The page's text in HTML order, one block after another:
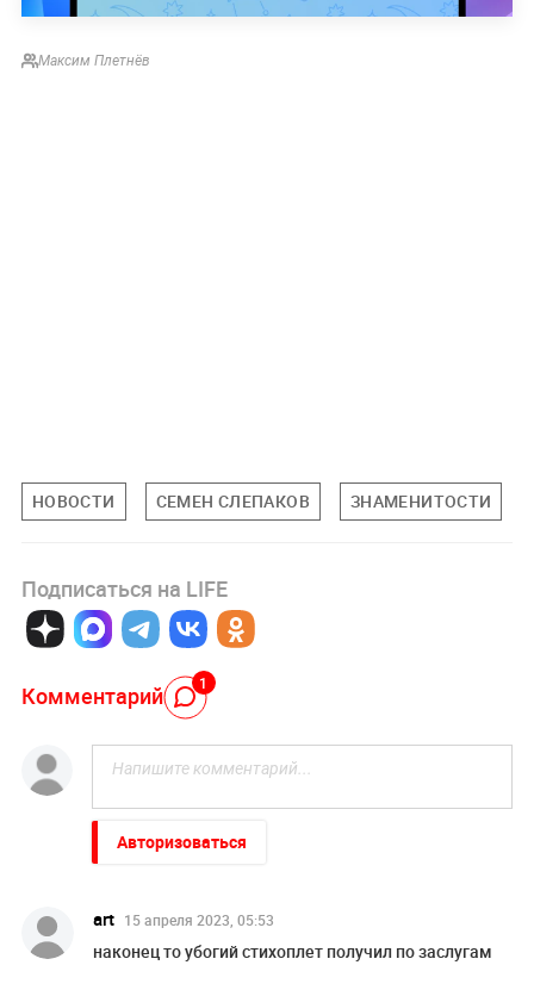
Максим Плетнёв
НОВОСТИ СЕМЕН СЛЕПАКОВ ЗНАМЕНИТОСТИ
Подписаться на LIFE
Комментарий 1
Авторизоваться
art 15 апреля 2023, 05:53
наконец то убогий стихоплет получил по заслугам